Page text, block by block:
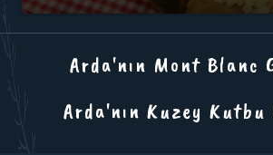
Arda'nın Mont Blanc
Arda'nın Kuzey Kutbu